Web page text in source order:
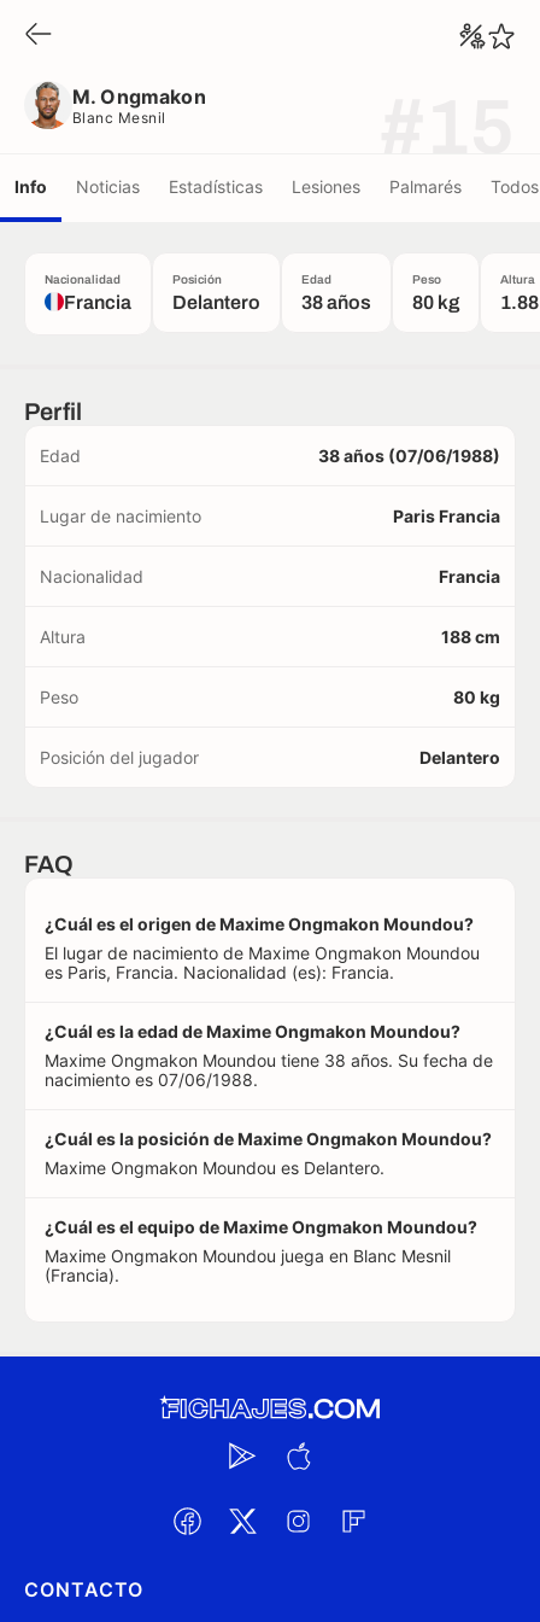
M. Ongmakon
Blanc Mesnil
Info Noticias Estadísticas Lesiones Palmarés
Nacionalidad
Francia
Posición
Delantero
Edad
38 años
Peso
80 kg
Altura
Perfil
Edad 38 años (07/06/1988)
Lugar de nacimiento Paris Francia
Nacionalidad Francia
Altura 188 cm
Peso 80 kg
Posición del jugador Delantero
FAQ
¿Cuál es el origen de Maxime Ongmakon Moundou?
El lugar de nacimiento de Maxime Ongmakon Moundou
es Paris, Francia. Nacionalidad (es): Francia.
¿Cuál es la edad de Maxime Ongmakon Moundou?
Maxime Ongmakon Moundou tiene 38 años. Su fecha de
nacimiento es 07/06/1988.
¿Cuál es la posición de Maxime Ongmakon Moundou?
Maxime Ongmakon Moundou es Delantero.
¿Cuál es el equipo de Maxime Ongmakon Moundou?
Maxime Ongmakon Moundou juega en Blanc Mesnil
(Francia).
CONTACTO